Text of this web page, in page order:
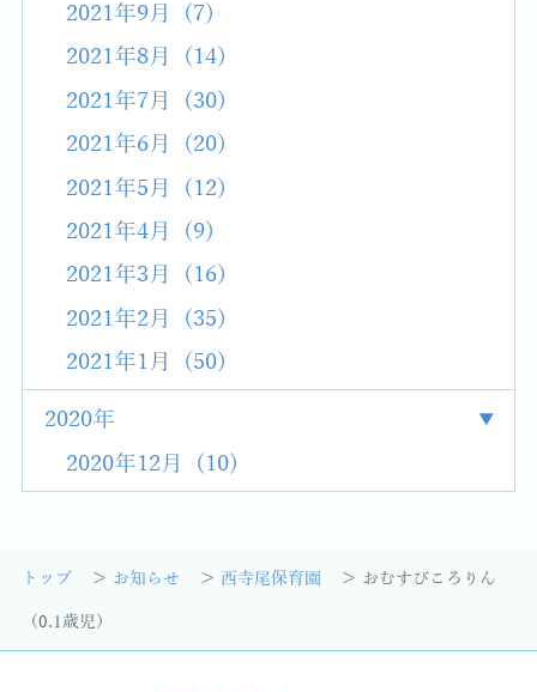
2021年9月 (7)
2021年8月 (14)
2021年7月 (30)
2021年6月 (20)
2021年5月 (12)
2021年4月 (9)
2021年3月 (16)
2021年2月 (35)
2021年1月 (50)
2020年
2020年12月 (10)
トップ お知らせ 西寺尾保育園 おむすびころりん
（0.1歳児）